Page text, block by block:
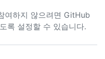
여하지 않으려면 GitHub
록 설정할 수 있습니다.